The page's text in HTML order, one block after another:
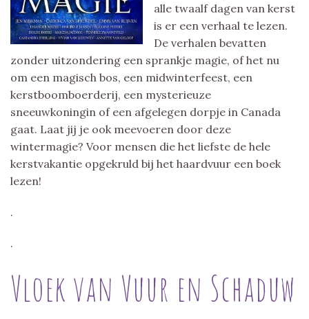
alle twaalf dagen van kerst
is er een verhaal te lezen.
De verhalen bevatten
zonder uitzondering een sprankje magie, of het nu
om een magisch bos, een midwinterfeest, een
kerstboomboerderij, een mysterieuze
sneeuwkoningin of een afgelegen dorpje in Canada
gaat. Laat jij je ook meevoeren door deze
wintermagie? Voor mensen die het liefste de hele
kerstvakantie opgekruld bij het haardvuur een boek
lezen!
.
.
Vloek van Vuur en Schaduw